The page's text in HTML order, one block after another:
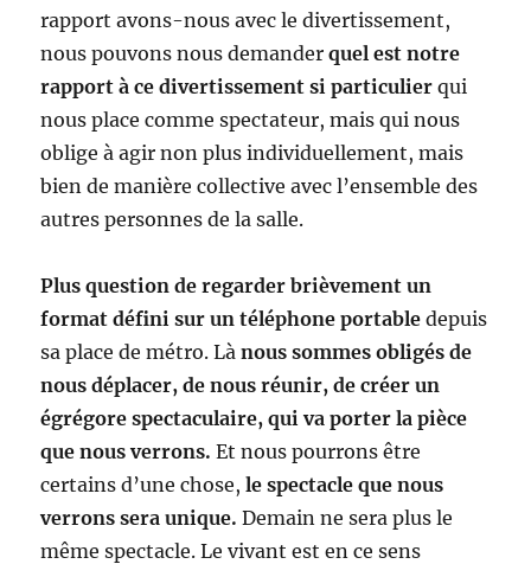
rapport avons-nous avec le divertissement,
nous pouvons nous demanderquel est notre
rapport à ce divertissement si particulier qui
nous place comme spectateur, mais qui nous
oblige à agir non plus individuellement, mais
bien de manière collective avec l’ensemble des
autres personnes de la salle.
Plus question de regarder brièvement un
format défini sur un téléphone portable depuis
sa place de métro. Lànous sommes obligés de
nous déplacer, de nous réunir, de créer un
égrégore spectaculaire, qui va porter la pièce
que nous verrons. Et nous pourrons être
certains d’une chose,le spectacle que nous
verrons sera unique. Demain ne sera plus le
même spectacle. Le vivant est en ce sens